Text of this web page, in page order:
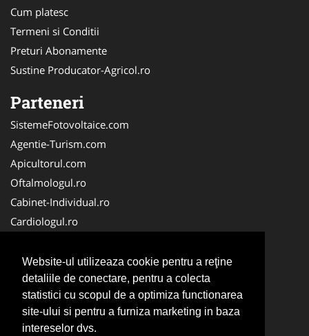
Website-ul utilizeaza cookie pentru a reţine
detaliile de conectare, pentru a colecta
statistici cu scopul de a optimiza functionarea
site-ului si pentru a furniza marketing in baza
intereselor dvs.
Cum platesc
Termeni si Conditii
Preturi Abonamente
Sustine Producator-Agricol.ro
Parteneri
SistemeFotovoltaice.com
Agentie-Turism.com
Apicultorul.com
Oftalmologul.ro
Cabinet-Individual.ro
Cardiologul.ro
CramaVinuri.ro
Centru-Copiere.ro
CentruInchirieri.ro
Medic-Bun.com